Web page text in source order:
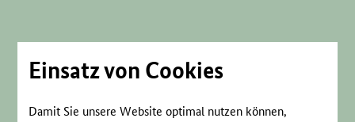
Einsatz von Cookies
Damit Sie unsere Website optimal nutzen können,